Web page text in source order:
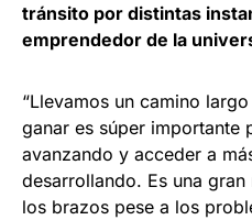
tránsito por distintas
emprendedor de la
“Llevamos un camino
ganar es súper importante
avanzando y acceder a
desarrollando. Es una
los brazos pese a los